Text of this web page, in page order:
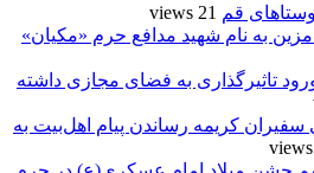
قم 21 views
به نام شهید مدافع حرم «مکیان»
تاثیرگذاری به فضای مجازی داشته
کریمه رساندن پیام اهل‌بیت به